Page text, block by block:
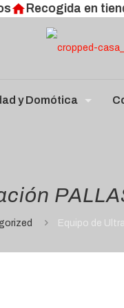
Recogida en tienda
y Domótica
Equipo de